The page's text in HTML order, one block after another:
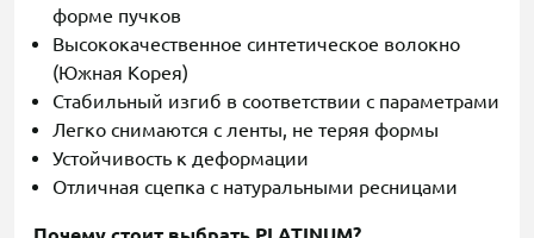
форме пучков
Высококачественное синтетическое волокно
(Южная Корея)
Стабильный изгиб в соответствии с параметрами
Легко снимаются с ленты, не теряя формы
Устойчивость к деформации
Отличная сцепка с натуральными ресницами